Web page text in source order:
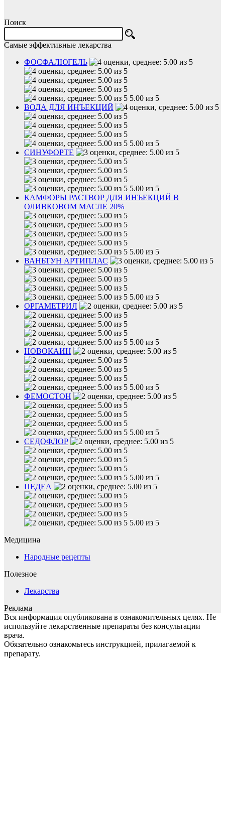
Поиск
Самые эффективные лекарства
ФОСФАЛЮГЕЛЬ
5.00 из 5
ВОДА ДЛЯ ИНЪЕКЦИЙ
5.00 из 5
СИНУФОРТЕ
5.00 из 5
КАМФОРЫ РАСТВОР ДЛЯ ИНЪЕКЦИЙ В
ОЛИВКОВОМ МАСЛЕ 20%
5.00 из 5
ВАНЬТУН АРТИПЛАС
5.00 из 5
ОРГАМЕТРИЛ
5.00 из 5
НОВОКАИН
5.00 из 5
ФЕМОСТОН
5.00 из 5
СЕДОФЛОР
5.00 из 5
ПЕДЕА
5.00 из 5
Медицина
Народные рецепты
Полезное
Лекарства
Реклама
Вся информация опубликована в ознакомительных целях. Не
используйте лекарственные препараты без консультации
врача.
Обязательно ознакомьтесь инструкцией, прилагаемой к
препарату.